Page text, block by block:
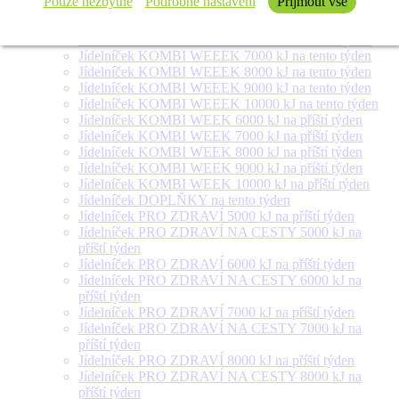
týden
Jídelníček KOMBI WEEEK 7000 kJ na tento týden
Jídelníček KOMBI WEEEK 8000 kJ na tento týden
Jídelníček KOMBI WEEEK 9000 kJ na tento týden
Jídelníček KOMBI WEEEK 10000 kJ na tento týden
Jídelníček KOMBI WEEK 6000 kJ na příští týden
Jídelníček KOMBI WEEK 7000 kJ na příští týden
Jídelníček KOMBI WEEK 8000 kJ na příští týden
Jídelníček KOMBI WEEK 9000 kJ na příští týden
Jídelníček KOMBI WEEK 10000 kJ na příští týden
Jídelníček DOPLŇKY na tento týden
Jídelníček PRO ZDRAVÍ 5000 kJ na příští týden
Jídelníček PRO ZDRAVÍ NA CESTY 5000 kJ na
příští týden
Jídelníček PRO ZDRAVÍ 6000 kJ na příští týden
Jídelníček PRO ZDRAVÍ NA CESTY 6000 kJ na
příští týden
Jídelníček PRO ZDRAVÍ 7000 kJ na příští týden
Jídelníček PRO ZDRAVÍ NA CESTY 7000 kJ na
příští týden
Jídelníček PRO ZDRAVÍ 8000 kJ na příští týden
Jídelníček PRO ZDRAVÍ NA CESTY 8000 kJ na
příští týden